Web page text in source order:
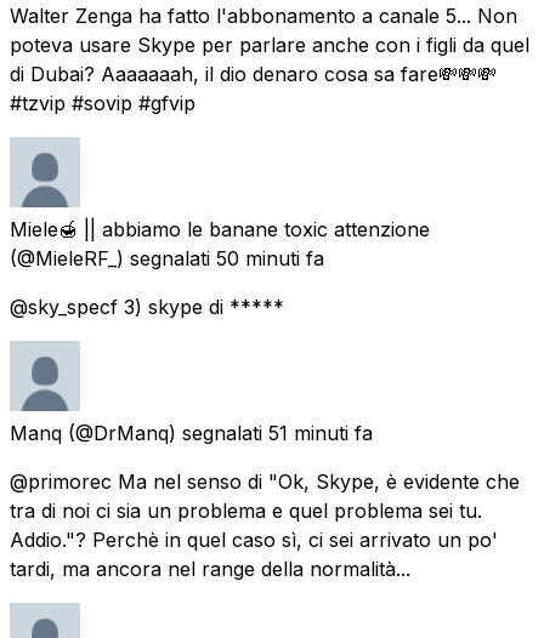
Walter Zenga ha fatto l'abbonamento a canale 5... Non
poteva usare Skype per parlare anche con i figli da quel
di Dubai? Aaaaaaah, il dio denaro cosa sa fare💸💸💸
#tzvip #sovip #gfvip
Miele🍯 || abbiamo le banane toxic attenzione
(@MieleRF_) segnalati 50 minuti fa
@sky_specf 3) skype di *****
Manq (@DrManq) segnalati 51 minuti fa
@primorec Ma nel senso di "Ok, Skype, è evidente che
tra di noi ci sia un problema e quel problema sei tu.
Addio."? Perchè in quel caso sì, ci sei arrivato un po'
tardi, ma ancora nel range della normalità...